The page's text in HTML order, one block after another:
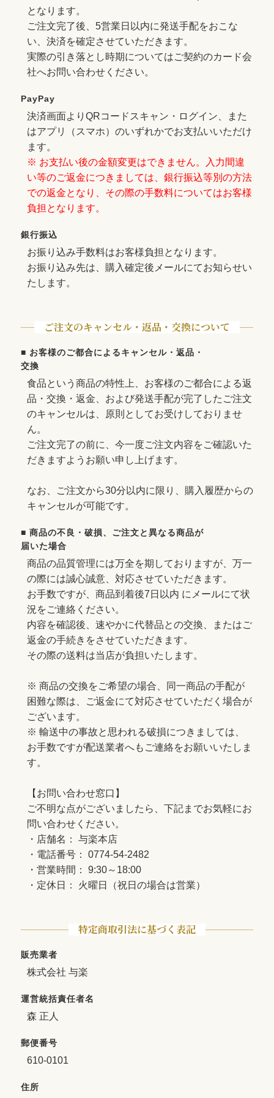
となります。
ご注文完了後、5営業日以内に発送手配をおこな
い、決済を確定させていただきます。
実際の引き落とし時期についてはご契約のカード会
社へお問い合わせください。
PayPay
決済画面よりQRコードスキャン・ログイン、また
はアプリ（スマホ）のいずれかでお支払いいただけ
ます。
※ お支払い後の金額変更はできません。入力間違
い等のご返金につきましては、銀行振込等別の方法
での返金となり、その際の手数料についてはお客様
負担となります。
銀行振込
お振り込み手数料はお客様負担となります。
お振り込み先は、購入確定後メールにてお知らせい
たします。
ご注文のキャンセル・返品・交換について
■ お客様のご都合によるキャンセル・返品・
交換
食品という商品の特性上、お客様のご都合による返
品・交換・返金、および発送手配が完了したご注文
のキャンセルは、原則としてお受けしておりませ
ん。
ご注文完了の前に、今一度ご注文内容をご確認いた
だきますようお願い申し上げます。
なお、ご注文から30分以内に限り、購入履歴からの
キャンセルが可能です。
■ 商品の不良・破損、ご注文と異なる商品が
届いた場合
商品の品質管理には万全を期しておりますが、万一
の際には誠心誠意、対応させていただきます。
お手数ですが、商品到着後7日以内 にメールにて状
況をご連絡ください。
内容を確認後、速やかに代替品との交換、またはご
返金の手続きをさせていただきます。
その際の送料は当店が負担いたします。
※ 商品の交換をご希望の場合、同一商品の手配が
困難な際は、ご返金にて対応させていただく場合が
ございます。
※ 輸送中の事故と思われる破損につきましては、
お手数ですが配送業者へもご連絡をお願いいたしま
す。
【お問い合わせ窓口】
ご不明な点がございましたら、下記までお気軽にお
問い合わせください。
・店舗名： 与楽本店
・電話番号： 0774-54-2482
・営業時間： 9:30～18:00
・定休日： 火曜日（祝日の場合は営業）
特定商取引法に基づく表記
販売業者
株式会社 与楽
運営統括責任者名
森 正人
郵便番号
610-0101
住所